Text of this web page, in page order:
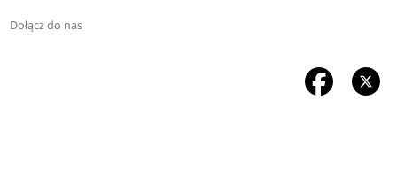
Dołącz do nas